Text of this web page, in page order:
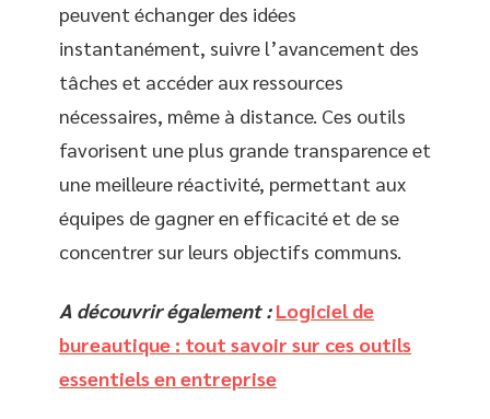
peuvent échanger des idées
instantanément, suivre l’avancement des
tâches et accéder aux ressources
nécessaires, même à distance. Ces outils
favorisent une plus grande transparence et
une meilleure réactivité, permettant aux
équipes de gagner en efficacité et de se
concentrer sur leurs objectifs communs.
A découvrir également : Logiciel de
bureautique : tout savoir sur ces outils
essentiels en entreprise